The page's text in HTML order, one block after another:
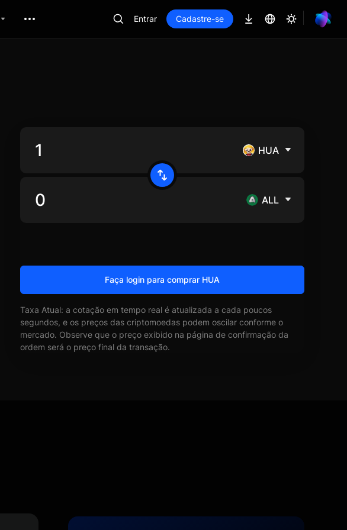
Entrar Cadastre-se
HUA
ALL
Faça login para comprar HUA
Taxa Atual: a cotação em tempo real é atualizada a cada poucos
segundos, e os preços das criptomoedas podem oscilar conforme o
mercado. Observe que o preço exibido na página de confirmação da
ordem será o preço final da transação.